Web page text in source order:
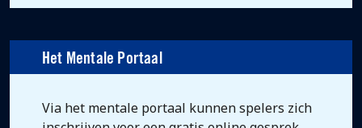
Het Mentale Portaal
Via het mentale portaal kunnen spelers zich